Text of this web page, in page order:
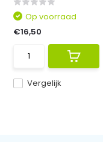
Vergelijk
Op voorraad
€16,50